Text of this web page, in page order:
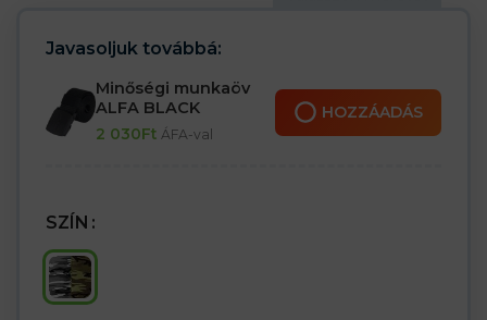
Javasoljuk továbbá:
Minőségi munkaöv
ALFA BLACK
2 030Ft ÁFA-val
HOZZÁADÁS
SZÍN